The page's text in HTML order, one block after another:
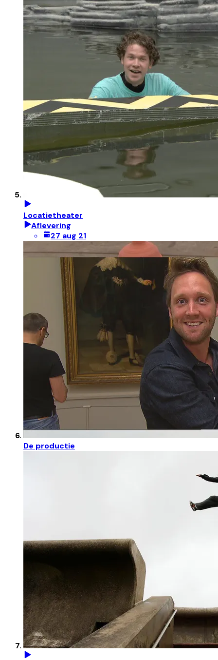
Locatietheater
Aflevering
27 aug 21
De productie